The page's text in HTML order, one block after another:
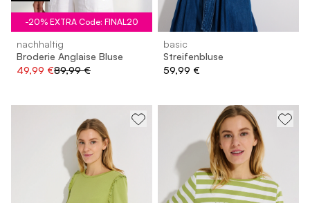
-20% EXTRA Code: FINAL20
nachhaltig
Broderie Anglaise Bluse
49,99 €89,99 €
basic
Streifenbluse
59,99 €